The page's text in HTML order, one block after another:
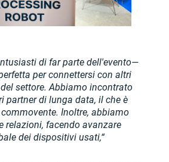
di far parte dell'evento—
per connettersi con altri
settore. Abbiamo incontrato
partner di lunga data, il che è
Inoltre, abbiamo
relazioni, facendo avanzare
dei dispositivi usati,